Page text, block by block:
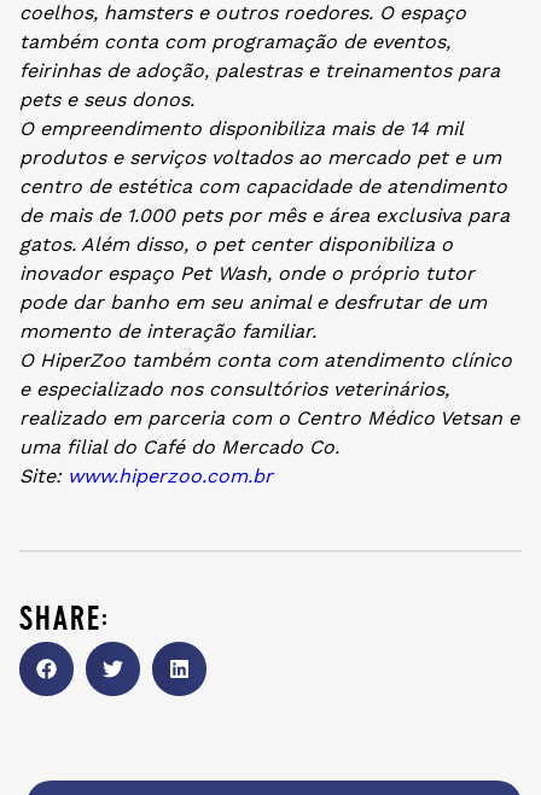
coelhos, hamsters e outros roedores. O espaço
também conta com programação de eventos,
feirinhas de adoção, palestras e treinamentos para
pets e seus donos.
O empreendimento disponibiliza mais de 14 mil
produtos e serviços voltados ao mercado pet e um
centro de estética com capacidade de atendimento
de mais de 1.000 pets por mês e área exclusiva para
gatos. Além disso, o pet center disponibiliza o
inovador espaço Pet Wash, onde o próprio tutor
pode dar banho em seu animal e desfrutar de um
momento de interação familiar.
O HiperZoo também conta com atendimento clínico
e especializado nos consultórios veterinários,
realizado em parceria com o Centro Médico Vetsan e
uma filial do Café do Mercado Co.
Site: www.hiperzoo.com.br
share: